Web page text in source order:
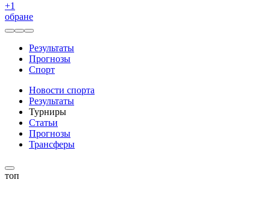
+1
обране
Результаты
Прогнозы
Спорт
Новости спорта
Результаты
Турниры
Статьи
Прогнозы
Трансферы
топ